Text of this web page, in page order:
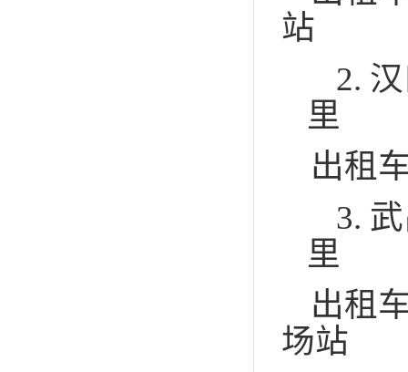
站
2.
里
出租
3.
里
出租
场站